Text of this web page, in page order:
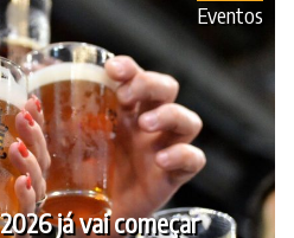
já vai começar
Eventos